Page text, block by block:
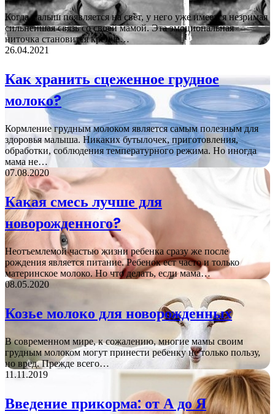
Когда малыш появляется на свет, у него уже имеется незримая
сильнейшая связь со своей мамой. Эта эмоциональная
ниточка становится крепче…
26.04.2021
Как хранить сцеженное грудное
молоко?
Кормление грудным молоком является самым полезным для
здоровья малыша. Никаких бутылочек, приготовления,
обработки, соблюдения температурного режима. Но иногда
мама не…
07.08.2020
Какая смесь лучше для
новорожденного?
Неотъемлемой частью жизни ребенка сразу же после
рождения является питание. Ребенок ест часто и только
материнское молоко. Но что делать, если мама…
08.05.2020
Козье молоко для новорожденных
В современном мире, к сожалению, многие мамы своим
грудным молоком могут принести ребенку не только пользу,
но вред. Прежде всего…
11.11.2019
Введение прикорма: от А до Я